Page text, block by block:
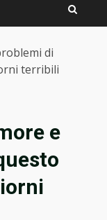
di
terribili
e